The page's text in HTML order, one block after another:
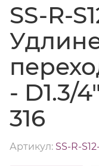
SS-R-
- D1.3/
316
Артикул: SS-R-